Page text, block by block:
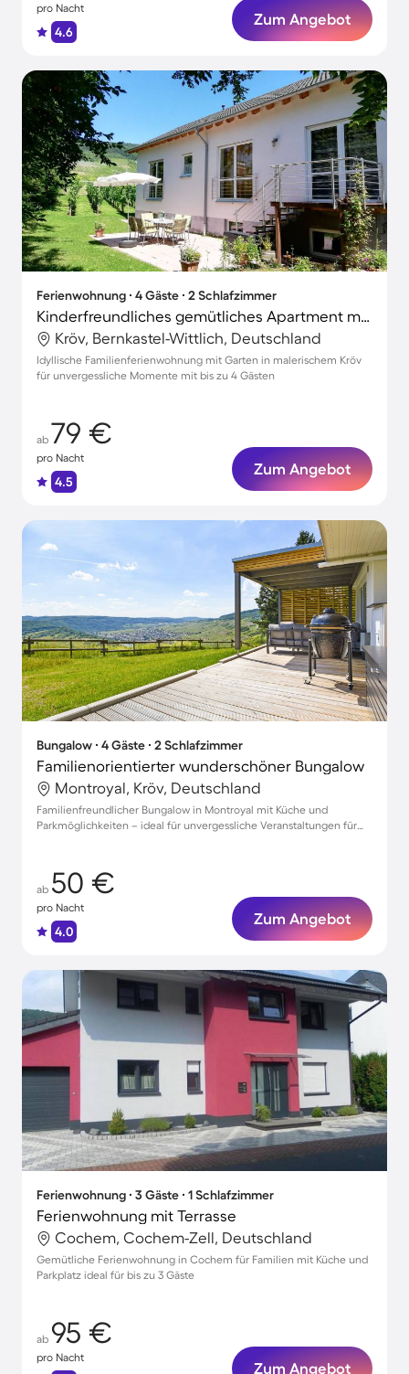
pro Nacht
4.6
Zum Angebot
Ferienwohnung ∙ 4 Gäste ∙ 2 Schlafzimmer
Kinderfreundliches gemütliches Apartment mit Terrasse, Garten und Grill | Gartenblick
Kröv, Bernkastel-Wittlich, Deutschland
Idyllische Familienferienwohnung mit Garten in malerischem Kröv
für unvergessliche Momente mit bis zu 4 Gästen
ab 79 €
pro Nacht
4.5
Zum Angebot
Bungalow ∙ 4 Gäste ∙ 2 Schlafzimmer
Familienorientierter wunderschöner Bungalow
Montroyal, Kröv, Deutschland
Familienfreundlicher Bungalow in Montroyal mit Küche und
Parkmöglichkeiten – ideal für unvergessliche Veranstaltungen für
ab 50 €
pro Nacht
4.0
Zum Angebot
Ferienwohnung ∙ 3 Gäste ∙ 1 Schlafzimmer
Ferienwohnung mit Terrasse
Cochem, Cochem-Zell, Deutschland
Gemütliche Ferienwohnung in Cochem für Familien mit Küche und
Parkplatz ideal für bis zu 3 Gäste
ab 95 €
pro Nacht
Zum Angebot